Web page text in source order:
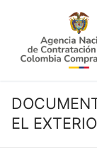
contenido
EL